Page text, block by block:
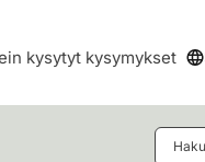
kysytyt kysymykset